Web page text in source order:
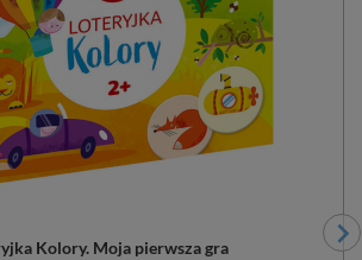
Kolory. Moja pierwsza gra